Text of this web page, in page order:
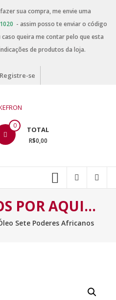
sua compra, me envie uma
- assim posso te enviar o código
queira me contar pelo que esta
de produtos da loja.
se
0 TOTAL
R$0,00
POR AQUI…
Sete Poderes Africanos